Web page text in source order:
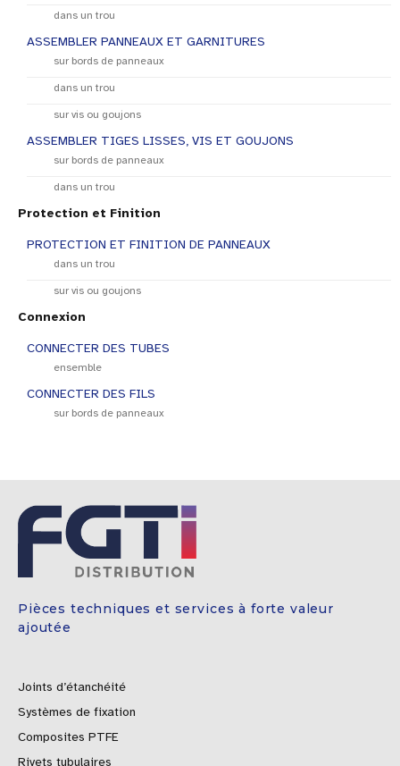
dans un trou
ASSEMBLER PANNEAUX ET GARNITURES
sur bords de panneaux
dans un trou
sur vis ou goujons
ASSEMBLER TIGES LISSES, VIS ET GOUJONS
sur bords de panneaux
dans un trou
Protection et Finition
PROTECTION ET FINITION DE PANNEAUX
dans un trou
sur vis ou goujons
Connexion
CONNECTER DES TUBES
ensemble
CONNECTER DES FILS
sur bords de panneaux
Pièces techniques et services à forte valeur
ajoutée
Joints d’étanchéité
Systèmes de fixation
Composites PTFE
Rivets tubulaires